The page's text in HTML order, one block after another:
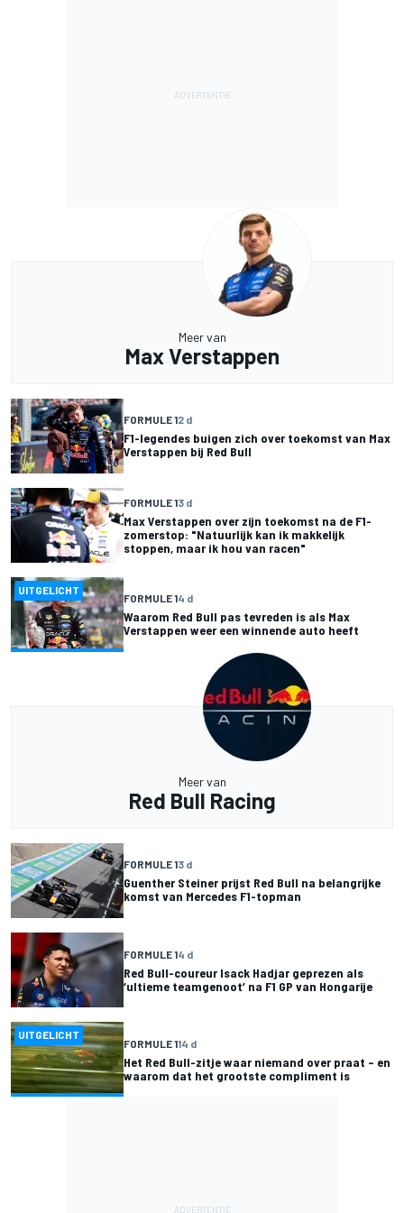
Meer van
Max Verstappen
FORMULE 12 d
F1-legendes buigen zich over toekomst van Max
Verstappen bij Red Bull
FORMULE 13 d
Max Verstappen over zijn toekomst na de F1-
zomerstop: "Natuurlijk kan ik makkelijk
stoppen, maar ik hou van racen"
UITGELICHT
FORMULE 14 d
Waarom Red Bull pas tevreden is als Max
Verstappen weer een winnende auto heeft
Meer van
Red Bull Racing
FORMULE 13 d
Guenther Steiner prijst Red Bull na belangrijke
komst van Mercedes F1-topman
FORMULE 14 d
Red Bull-coureur Isack Hadjar geprezen als
‘ultieme teamgenoot’ na F1 GP van Hongarije
UITGELICHT
FORMULE 114 d
Het Red Bull-zitje waar niemand over praat – en
waarom dat het grootste compliment is